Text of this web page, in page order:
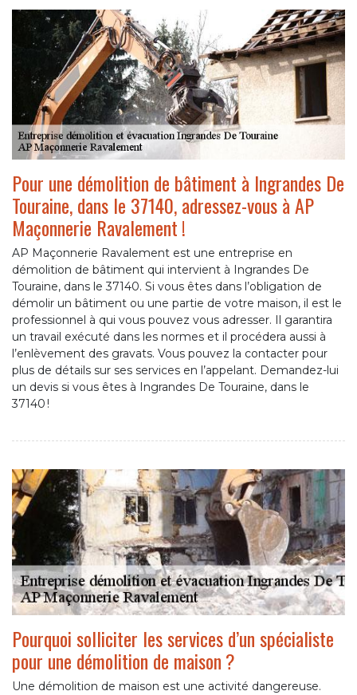
Pour une démolition de bâtiment à Ingrandes De
Touraine, dans le 37140, adressez-vous à AP
Maçonnerie Ravalement !
AP Maçonnerie Ravalement est une entreprise en
démolition de bâtiment qui intervient à Ingrandes De
Touraine, dans le 37140. Si vous êtes dans l’obligation de
démolir un bâtiment ou une partie de votre maison, il est le
professionnel à qui vous pouvez vous adresser. Il garantira
un travail exécuté dans les normes et il procédera aussi à
l’enlèvement des gravats. Vous pouvez la contacter pour
plus de détails sur ses services en l’appelant. Demandez-lui
un devis si vous êtes à Ingrandes De Touraine, dans le
37140 !
Pourquoi solliciter les services d’un spécialiste
pour une démolition de maison ?
Une démolition de maison est une activité dangereuse.